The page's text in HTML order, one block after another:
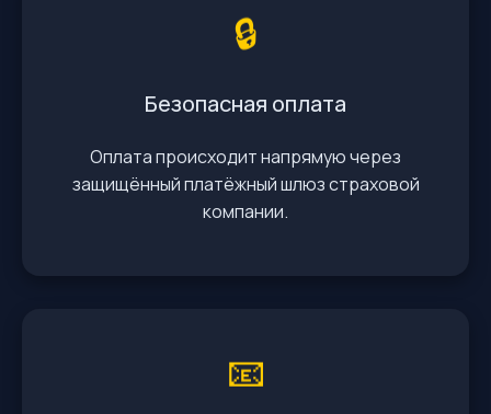
🔒
Безопасная оплата
Оплата происходит напрямую через
защищённый платёжный шлюз страховой
компании.
📧